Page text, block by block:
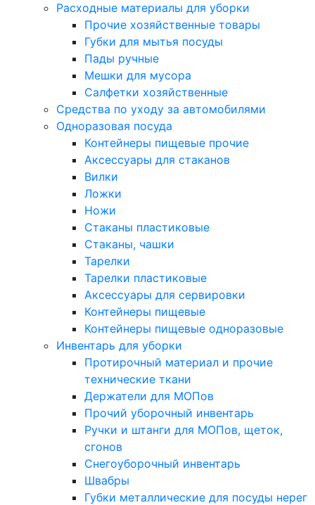
Расходные материалы для уборки
Прочие хозяйственные товары
Губки для мытья посуды
Пады ручные
Мешки для мусора
Салфетки хозяйственные
Средства по уходу за автомобилями
Одноразовая посуда
Контейнеры пищевые прочие
Аксессуары для стаканов
Вилки
Ложки
Ножи
Стаканы пластиковые
Стаканы, чашки
Тарелки
Тарелки пластиковые
Аксессуары для сервировки
Контейнеры пищевые
Контейнеры пищевые одноразовые
Инвентарь для уборки
Протирочный материал и прочие
технические ткани
Держатели для МОПов
Прочий уборочный инвентарь
Ручки и штанги для МОПов, щеток,
сгонов
Снегоуборочный инвентарь
Швабры
Губки металлические для посуды нерег